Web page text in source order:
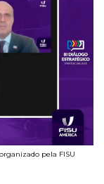
pela FISU